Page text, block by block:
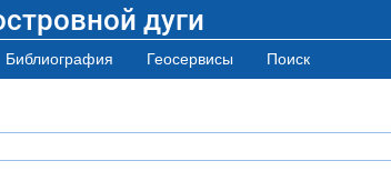
дуги
Библиография Геосервисы Поиск